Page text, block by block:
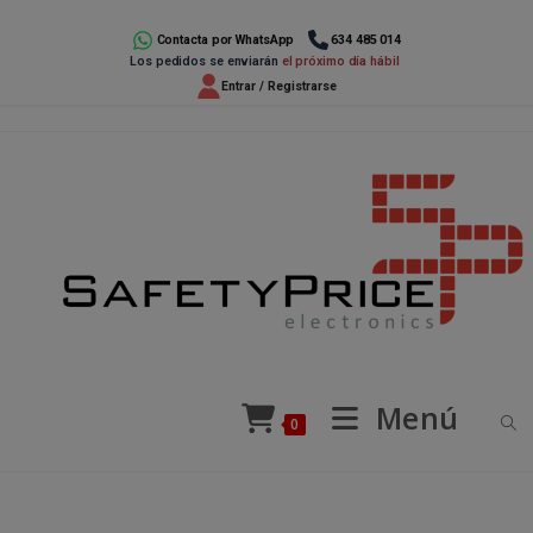
Contacta por WhatsApp
634 485 014
Los pedidos se enviarán el próximo día hábil
Entrar / Registrarse
0 Menú